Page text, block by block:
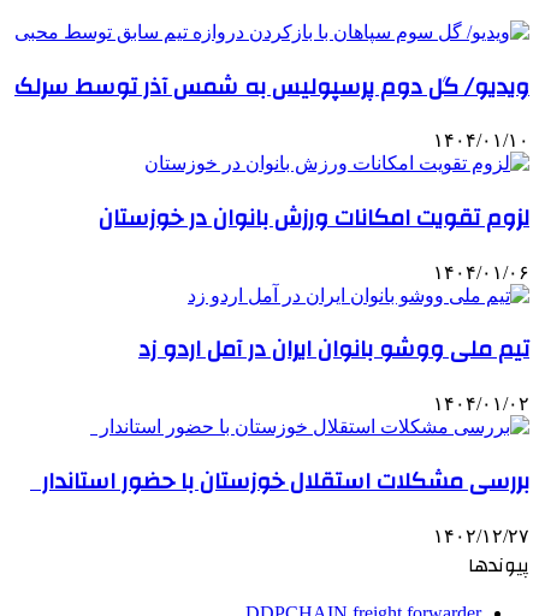
ویدیو/ گل دوم پرسپولیس به شمس آذر توسط سرلک
۱۴۰۴/۰۱/۱۰
لزوم تقویت امکانات ورزش بانوان در خوزستان
۱۴۰۴/۰۱/۰۶
تیم ملی ووشو بانوان ایران در آمل اردو زد
۱۴۰۴/۰۱/۰۲
بررسی مشکلات استقلال خوزستان با حضور استاندار
۱۴۰۲/۱۲/۲۷
پیوندها